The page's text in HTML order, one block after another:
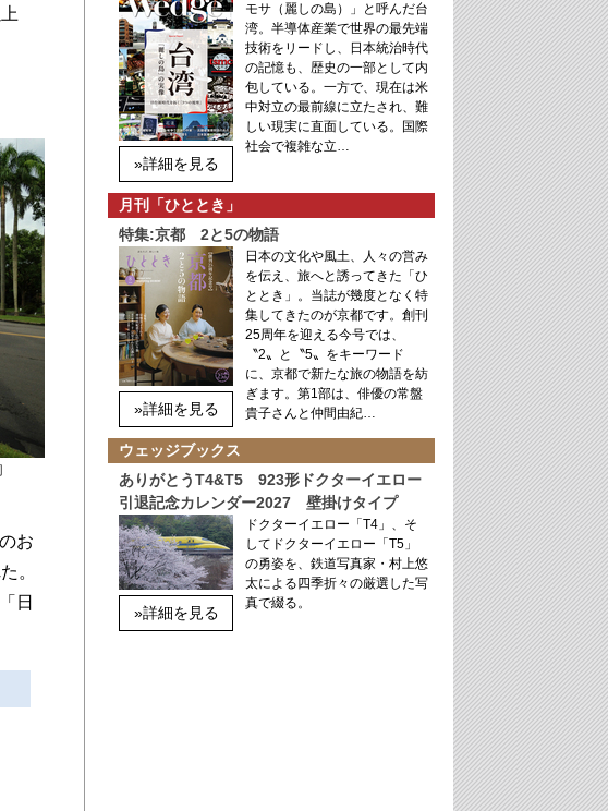
お
。
日
»詳細を見る
モサ（麗しの島）」と呼んだ台
湾。半導体産業で世界の最先端
技術をリードし、日本統治時代
の記憶も、歴史の一部として内
包している。一方で、現在は米
中対立の最前線に立たされ、難
しい現実に直面している。国際
社会で複雑な立…
月刊「ひととき」
特集:京都 2と5の物語
»詳細を見る
日本の文化や風土、人々の営み
を伝え、旅へと誘ってきた「ひ
ととき」。当誌が幾度となく特
集してきたのが京都です。創刊
25周年を迎える今号では、
〝2〟と〝5〟をキーワード
に、京都で新たな旅の物語を紡
ぎます。第1部は、俳優の常盤
貴子さんと仲間由紀…
ウェッジブックス
ありがとうT4&T5 923形ドクターイエロー
引退記念カレンダー2027 壁掛けタイプ
»詳細を見る
ドクターイエロー「T4」、そ
してドクターイエロー「T5」
の勇姿を、鉄道写真家・村上悠
太による四季折々の厳選した写
真で綴る。